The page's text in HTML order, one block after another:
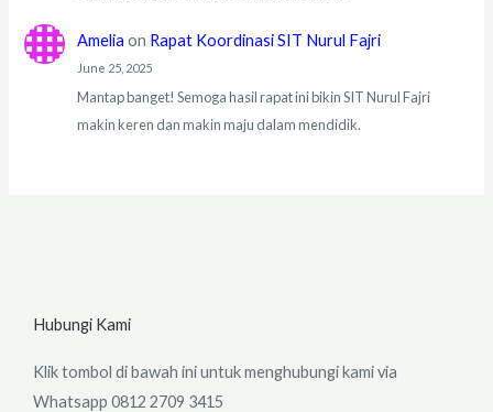
Amelia on Rapat Koordinasi SIT Nurul Fajri
June 25, 2025
Mantap banget! Semoga hasil rapat ini bikin SIT Nurul Fajri
makin keren dan makin maju dalam mendidik.
Hubungi Kami
Klik tombol di bawah ini untuk menghubungi kami via
Whatsapp 0812 2709 3415